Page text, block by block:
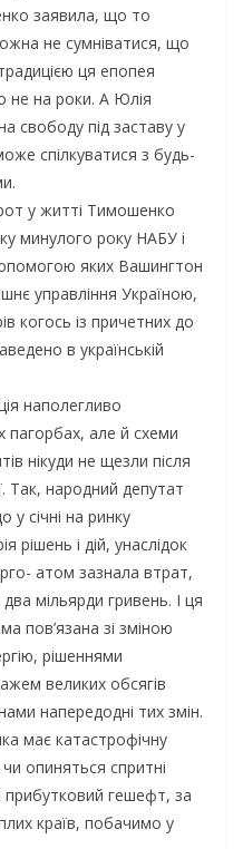
заявила, що то
не сумніватися, що
ця епопея
не на роки. А Юлія
свободу під заставу у
спілкуватися з будь-
у житті Тимошенко
минулого року НАБУ і
яких Вашингтон
управління Україною,
когось із причетних до
в українській
наполегливо
пагорбах, але й схеми
нікуди не щезли після
Так, народний депутат
січні на ринку
рішень і дій, унаслідок
атом зазнала втрат,
мільярди гривень. І ця
пов’язана зі зміною
рішеннями
великих обсягів
напередодні тих змін.
має катастрофічну
опиняться спритні
прибутковий гешефт, за
країв, побачимо у